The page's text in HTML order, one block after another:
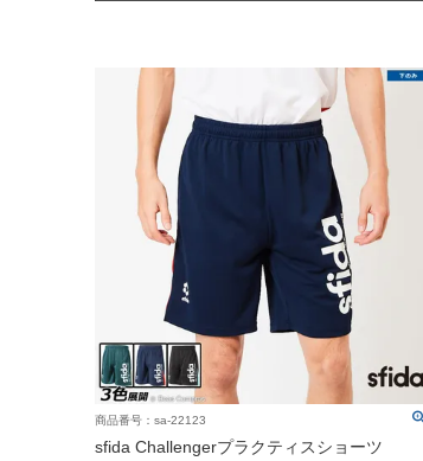
商品番号：sa-22123
sfida Challengerプラクティスショーツ